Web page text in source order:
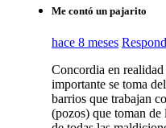
Me contó un pajarito
hace 8 meses
Concordia en
importante se toma
barrios que trabajan
(pozos) que toman de